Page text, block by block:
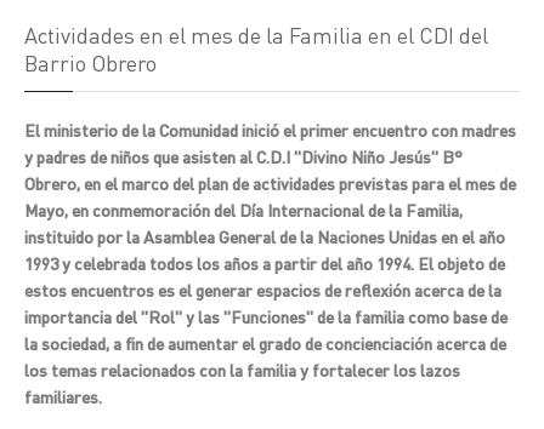
Actividades en el mes de la Familia en el CDI del
Barrio Obrero
El ministerio de la Comunidad inició el primer encuentro con madres
y padres de niños que asisten al C.D.I "Divino Niño Jesús" B°
Obrero, en el marco del plan de actividades previstas para el mes de
Mayo, en conmemoración del Día Internacional de la Familia,
instituido por la Asamblea General de la Naciones Unidas en el año
1993 y celebrada todos los años a partir del año 1994. El objeto de
estos encuentros es el generar espacios de reflexión acerca de la
importancia del "Rol" y las "Funciones" de la familia como base de
la sociedad, a fin de aumentar el grado de concienciación acerca de
los temas relacionados con la familia y fortalecer los lazos
familiares.